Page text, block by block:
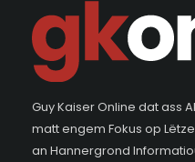
Guy Kaiser Online dat ass
matt engem Fokus op
an Hannergrond